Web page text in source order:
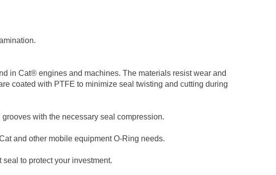
in Cat® engines and machines. The materials resist wear and
coated with PTFE to minimize seal twisting and cutting during
with the necessary seal compression.
and other mobile equipment O-Ring needs.
to protect your investment.